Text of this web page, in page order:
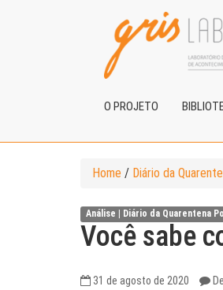
O PROJETO
Home / Diário da
Análise | Diário da Quarentena
Você sabe
31 de agosto de 2020